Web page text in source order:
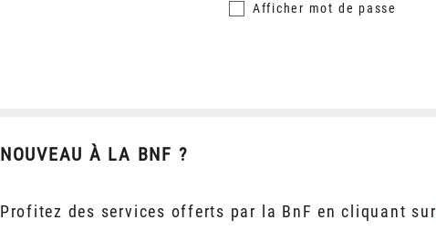
Afficher mot de passe
NOUVEAU À LA BNF ?
Profitez des services offerts par la BnF en cliquant sur